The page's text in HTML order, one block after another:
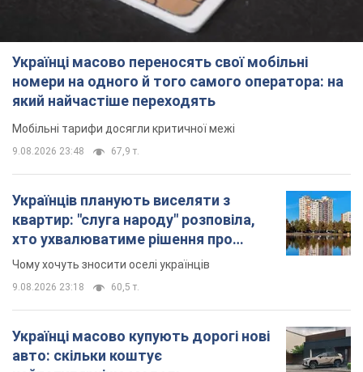
Українців планують виселяти з
квартир: "слуга народу" розповіла,
хто ухвалюватиме рішення про
знесення будинків
Чому хочуть зносити оселі українців
9.08.2026 23:18 60,5 т.
Українці масово купують дорогі нові
авто: скільки коштує
найпопулярніша модель
Які марки автомобілів воліють купувати